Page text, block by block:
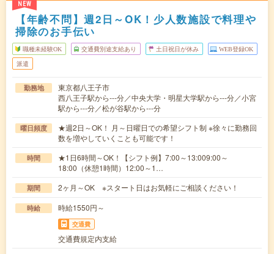
NEW
【年齢不問】週2日～OK！少人数施設で料理や
掃除のお手伝い
職種未経験OK 交通費別途支給あり 土日祝日が休み WEB登録OK
派遣
勤務地
東京都八王子市
西八王子駅から---分／中央大学・明星大学駅から---分／小宮
駅から---分／松が谷駅から---分
曜日頻度
★週2日～OK！ 月～日曜日での希望シフト制 ※徐々に勤務回
数を増やしていくことも可能です！
時間
★1日6時間～OK！【シフト例】7:00～13:009:00～
18:00（休憩1時間）12:00～1…
期間 2ヶ月～OK ※スタート日はお気軽にご相談ください！
時給 時給1550円～
交通費
交通費規定内支給